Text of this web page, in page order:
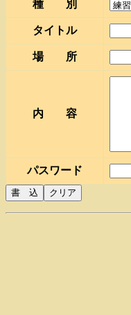
種 別
タイトル
場 所
内 容
パスワード